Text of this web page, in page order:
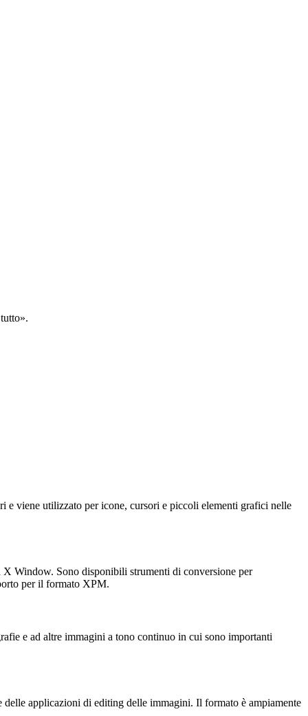
viene utilizzato per icone, cursori e piccoli elementi grafici nelle
Window. Sono disponibili strumenti di conversione per
per il formato XPM.
e ad altre immagini a tono continuo in cui sono importanti
applicazioni di editing delle immagini. Il formato è ampiamente